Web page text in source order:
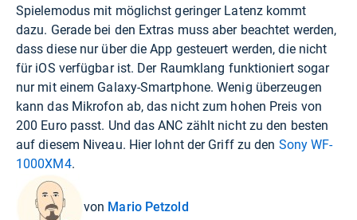
Spielemodus mit möglichst geringer Latenz kommt
dazu. Gerade bei den Extras muss aber beachtet werden,
dass diese nur über die App gesteuert werden, die nicht
für iOS verfügbar ist. Der Raumklang funktioniert sogar
nur mit einem Galaxy-Smartphone. Wenig überzeugen
kann das Mikrofon ab, das nicht zum hohen Preis von
200 Euro passt. Und das ANC zählt nicht zu den besten
auf diesem Niveau. Hier lohnt der Griff zu den Sony WF-
1000XM4.
von Mario Petzold